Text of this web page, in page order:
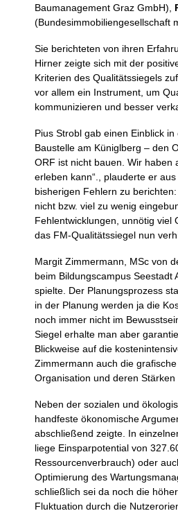
Baumanagement Graz GmbH),
(Bundesimmobiliengesellschaft
Sie berichteten von ihren
Hirner zeigte sich mit der
Kriterien des Qualitätssiegels
vor allem ein Instrument, um
kommunizieren und besser
Pius Strobl gab einen Einblick
Baustelle am Küniglberg – den
ORF ist nicht bauen. Wir haben
erleben kann“., plauderte er
bisherigen Fehlern zu
nicht bzw. viel zu wenig
Fehlentwicklungen, unnötig viel
das FM-Qualitätssiegel nun
Margit Zimmermann, MSc von
beim Bildungscampus Seestadt
spielte. Der Planungsprozess
in der Planung werden ja die
noch immer nicht im
Siegel erhalte man aber
Blickweise auf die
Zimmermann auch die
Organisation und deren Stärken
Neben der sozialen und
handfeste ökonomische
abschließend zeigte. In
liege Einsparpotential von
Ressourcenverbrauch) oder
Optimierung des
schließlich sei da noch die
Fluktuation durch die